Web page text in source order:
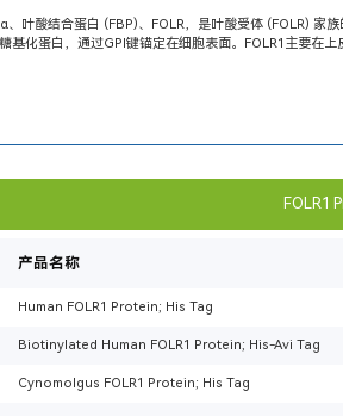
酸结合蛋白 (FBP)、FOLR，是叶酸受体 (FOLR) 家
基化蛋白，通过GPI键锚定在细胞表面。FOLR1主要在上
FOLR1
产品名称
Human FOLR1 Protein; His Tag
Biotinylated Human FOLR1 Protein; His-Avi Tag
Cynomolgus FOLR1 Protein; His Tag